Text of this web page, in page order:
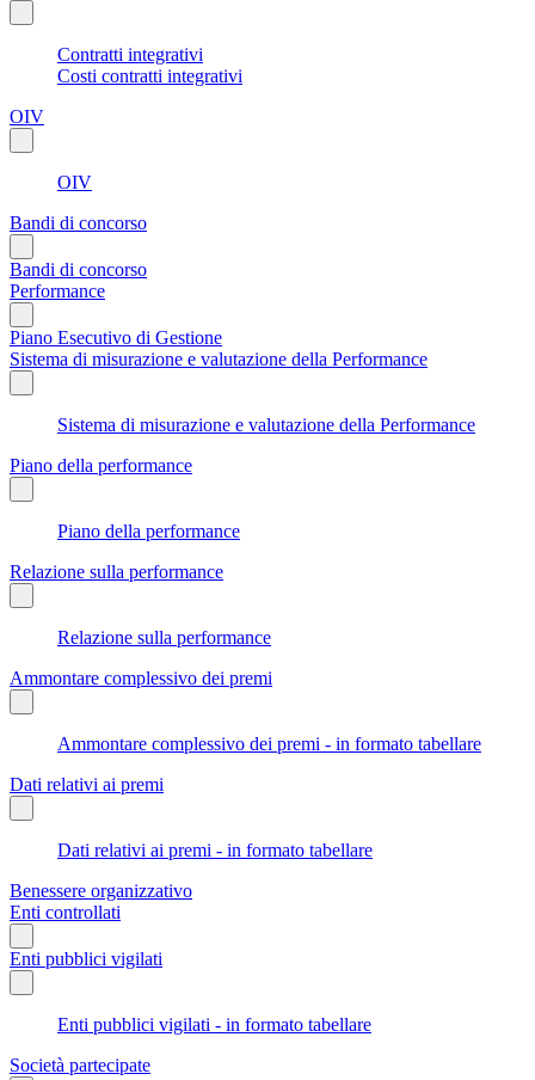
Contratti integrativi
Costi contratti integrativi
OIV
OIV
Bandi di concorso
Bandi di concorso
Performance
Piano Esecutivo di Gestione
Sistema di misurazione e valutazione della Performance
Sistema di misurazione e valutazione della Performance
Piano della performance
Piano della performance
Relazione sulla performance
Relazione sulla performance
Ammontare complessivo dei premi
Ammontare complessivo dei premi - in formato tabellare
Dati relativi ai premi
Dati relativi ai premi - in formato tabellare
Benessere organizzativo
Enti controllati
Enti pubblici vigilati
Enti pubblici vigilati - in formato tabellare
Società partecipate